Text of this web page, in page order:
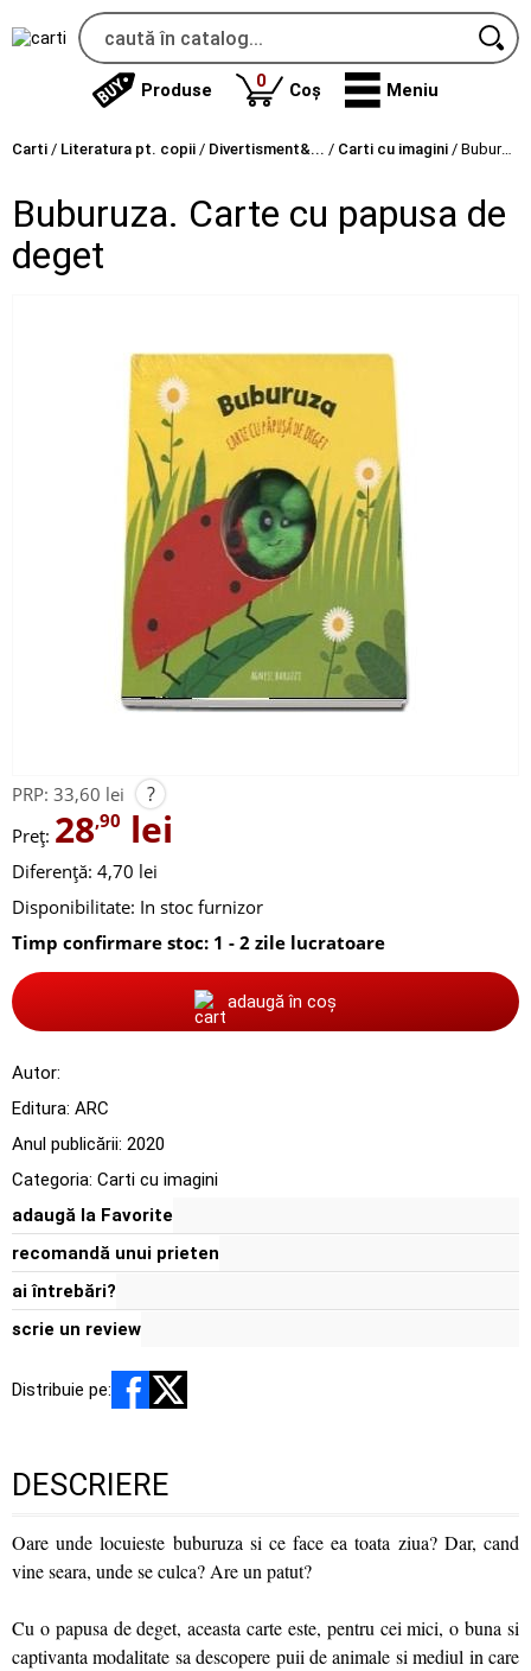
Produse 0produse
Coș Meniu
Carti / Literatura pt. copii / Divertisment&... / Carti cu imagini / Buburuza. Carte cu papusa de deget
Buburuza. Carte cu papusa de
deget
PRP: 33,60 lei ?
Preț: 28,90 lei
Diferență: 4,70 lei
Disponibilitate: In stoc furnizor
Timp confirmare stoc: 1 - 2 zile lucratoare
adaugă în coș
Autor:
Editura: ARC
Anul publicării: 2020
Categoria: Carti cu imagini
adaugă la Favorite
recomandă unui prieten
ai întrebări?
scrie un review
Distribuie pe:
DESCRIERE
Oare unde locuieste buburuza si ce face ea toata ziua? Dar, cand
vine seara, unde se culca? Are un patut?
Cu o papusa de deget, aceasta carte este, pentru cei mici, o buna si
captivanta modalitate sa descopere puii de animale si mediul in care